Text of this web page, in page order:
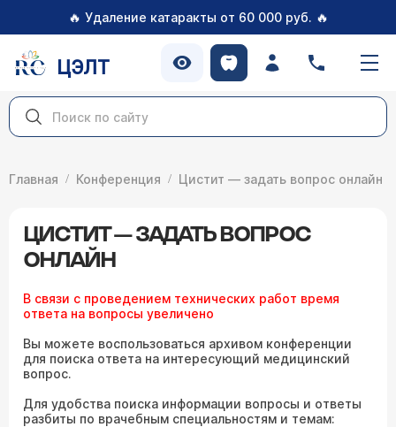
🔥 Удаление катаракты от 60 000 руб. 🔥
ЦЭЛТ
Главная Конференция Цистит — задать вопрос онлайн
ЦИСТИТ — ЗАДАТЬ ВОПРОС
ОНЛАЙН
В связи с проведением технических работ время
ответа на вопросы увеличено
Вы можете воспользоваться архивом конференции
для поиска ответа на интересующий медицинский
вопрос.
Для удобства поиска информации вопросы и ответы
разбиты по врачебным специальностям и темам: